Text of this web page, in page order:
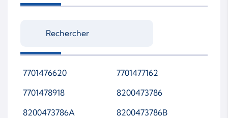
765015-0004
765015-0005
765015-0006
765015-5002S
765015-5004S
765015-5005S
765015-5006S
765015-9006S
7650150001
7650150002
7701476620
7701477162
7701478918
8200473786
8200473786A
8200473786B